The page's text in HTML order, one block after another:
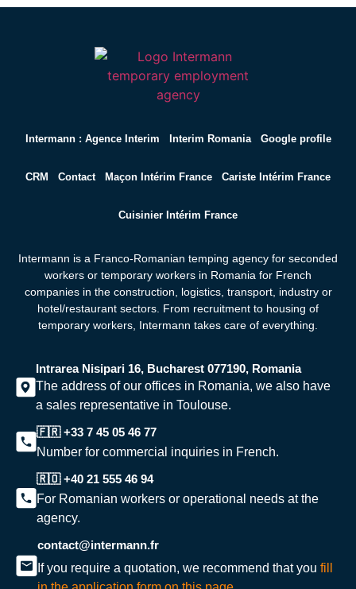
Intermann : Agence Interim Interim Romania Google profile
CRM Contact Maçon Intérim France Cariste Intérim France
Cuisinier Intérim France
Intermann is a Franco-Romanian temping agency for seconded
workers or temporary workers in Romania for French
companies in the construction, logistics, transport, industry or
hotel/restaurant sectors. From recruitment to housing of
temporary workers, Intermann takes care of everything.
Intrarea Nisipari 16, Bucharest 077190, Romania
The address of our offices in Romania, we also have
a sales representative in Toulouse.
🇫🇷 +33 7 45 05 46 77
Number for commercial inquiries in French.
🇷🇴 +40 21 555 46 94
For Romanian workers or operational needs at the
agency.
contact@intermann.fr
If you require a quotation, we recommend that you fill